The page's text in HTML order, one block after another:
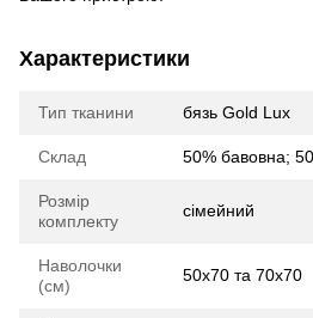
Характеристики
Тип тканини бязь Gold Lux
Склад 50% бавовна;
Розмір
комплекту
сімейний
Наволочки
(см)
50х70 та 70х70